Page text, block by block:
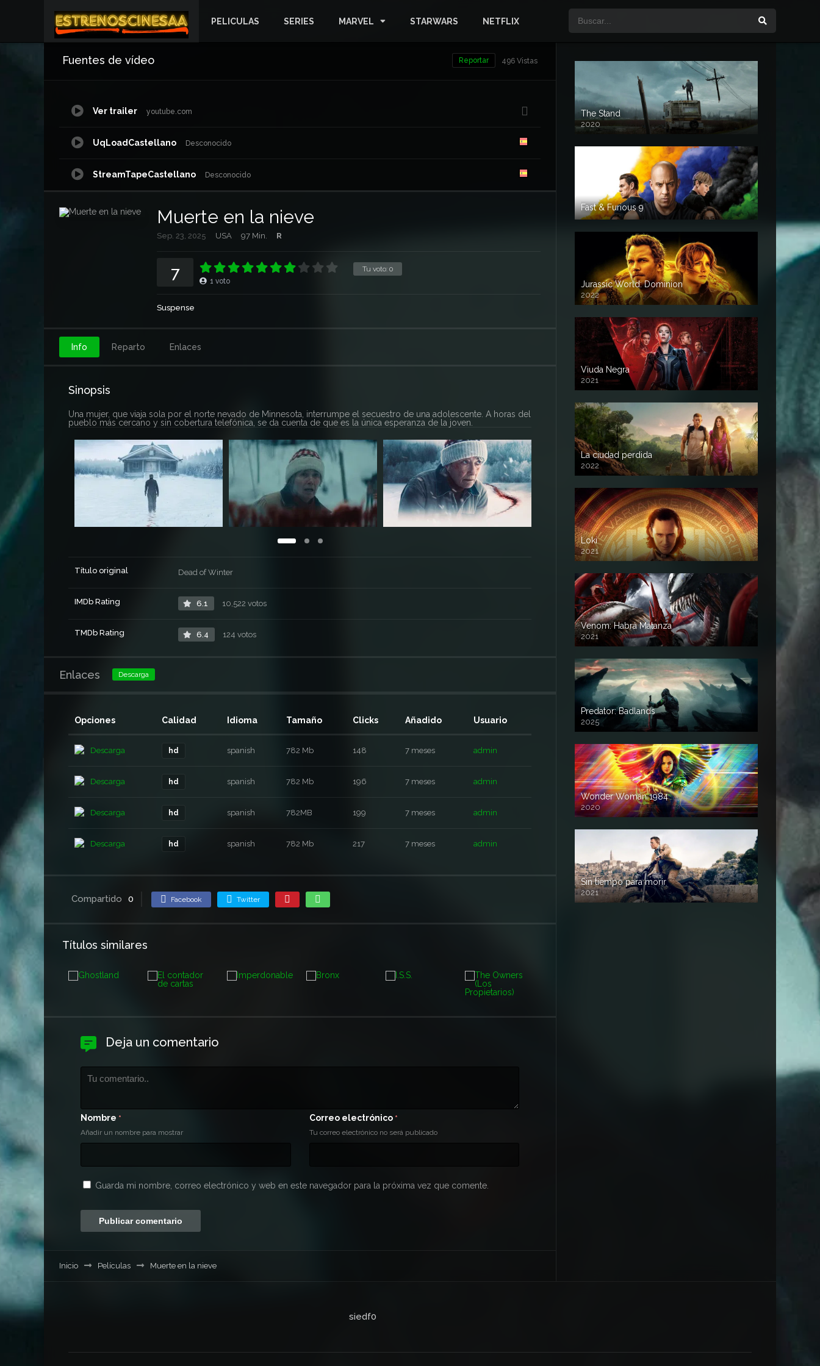
PELICULAS SERIES MARVEL STARWARS NETFLIX
Fuentes de vídeo 496 Vistas
Reportar
Ver trailer youtube.com
UqLoadCastellano Desconocido
StreamTapeCastellano Desconocido
DoodStreamCastellano
NetuCastellano waaw.ac
Muerte en la nieve
Sep. 23, 2025 USA 97 Min. R
Tu voto: 0
7 1 voto
Suspense
Info Reparto Enlaces
Sinopsis
Una mujer, que viaja sola por el norte nevado de Minnesota, interrumpe el secuestro de una adolescente. A horas del
pueblo más cercano y sin cobertura telefónica, se da cuenta de que es la única esperanza de la joven.
Título original Dead of Winter
IMDb Rating 6.1 10,522 votos
TMDb Rating 6.4 124 votos
Enlaces Descarga
Opciones Calidad Idioma Tamaño Clicks Añadido Usuario
Descarga hd spanish 782 Mb 148 7 meses admin
Descarga hd spanish 782 Mb 196 7 meses admin
Descarga hd spanish 782MB 199 7 meses admin
Descarga hd spanish 782 Mb 217 7 meses admin
Compartido 0 Facebook Twitter
Títulos similares
Deja un comentario
Nombre *
Añadir un nombre para mostrar
Correo electrónico *
Tu correo electrónico no será publicado
Guarda mi nombre, correo electrónico y web en este navegador para la próxima vez que comente.
Inicio Películas Muerte en la nieve
The Stand
2020
Fast & Furious 9
Jurassic World: Dominion
2022
Viuda Negra
2021
La ciudad perdida
2022
Loki
2021
Venom: Habrá Matanza
2021
Predator: Badlands
2025
Wonder Woman 1984
2020
Sin tiempo para morir
2021
siedf0